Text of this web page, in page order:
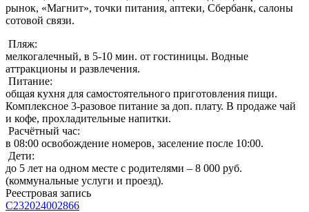
рынок, «Магнит», точки питания, аптеки, Сбербанк, салоны
сотовой связи.
Пляж:
мелкогалечный, в 5-10 мин. от гостиницы. Водные
аттракционы и развлечения.
Питание:
общая кухня для самостоятельного приготовления пищи.
Комплексное 3-разовое питание за доп. плату. В продаже чай
и кофе, прохладительные напитки.
Расчётный час:
в 08:00 освобождение номеров, заселение после 10:00.
Дети:
до 5 лет на одном месте с родителями – 8 000 руб.
(коммунальные услуги и проезд).
Реестровая запись
С232024002866